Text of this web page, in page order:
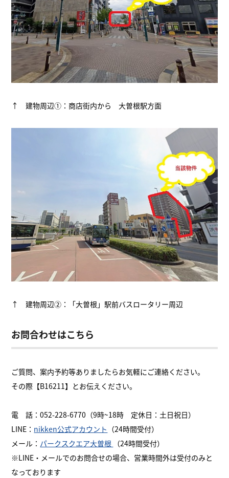
↑ 建物周辺①：商店街内から 大曽根駅方面
↑ 建物周辺②：「大曽根」駅前バスロータリー周辺
お問合わせはこちら
ご質問、案内予約等ありましたらお気軽にご連絡ください。
その際【B16211】とお伝えください。
電 話：052-228-6770（9時~18時 定休日：土日祝日）
LINE： nikken公式アカウント （24時間受付）
メール： パークスクエア大曽根
（24時間受付）
※LINE・メールでのお問合せの場合、営業時間外は受付のみと
なっております